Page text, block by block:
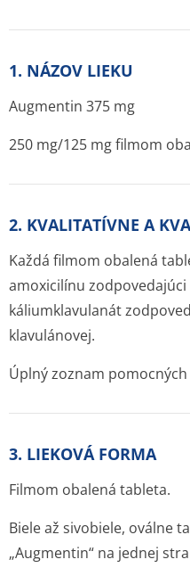
1. NÁZOV LIEKU
Augmentin 375 mg
250 mg/125 mg filmom
2. KVALITATÍVNE A
Každá filmom obalená
amoxicilínu
káliumklavulanát
klavulánovej.
Úplný zoznam
3. LIEKOVÁ FORMA
Filmom obalená tableta.
Biele až sivobiele, oválne
„Augmentin“ na jednej